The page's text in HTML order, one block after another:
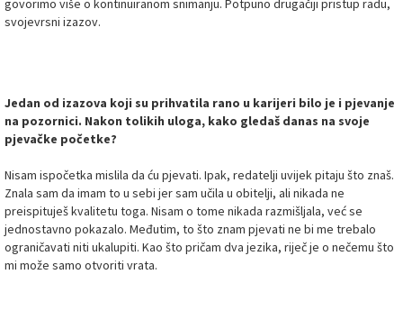
govorimo više o kontinuiranom snimanju. Potpuno drugačiji pristup radu,
svojevrsni izazov.
Jedan od izazova koji su prihvatila rano u karijeri bilo je i pjevanje
na pozornici. Nakon tolikih uloga, kako gledaš danas na svoje
pjevačke početke?
Nisam ispočetka mislila da ću pjevati. Ipak, redatelji uvijek pitaju što znaš.
Znala sam da imam to u sebi jer sam učila u obitelji, ali nikada ne
preispituješ kvalitetu toga. Nisam o tome nikada razmišljala, već se
jednostavno pokazalo. Međutim, to što znam pjevati ne bi me trebalo
ograničavati niti ukalupiti. Kao što pričam dva jezika, riječ je o nečemu što
mi može samo otvoriti vrata.